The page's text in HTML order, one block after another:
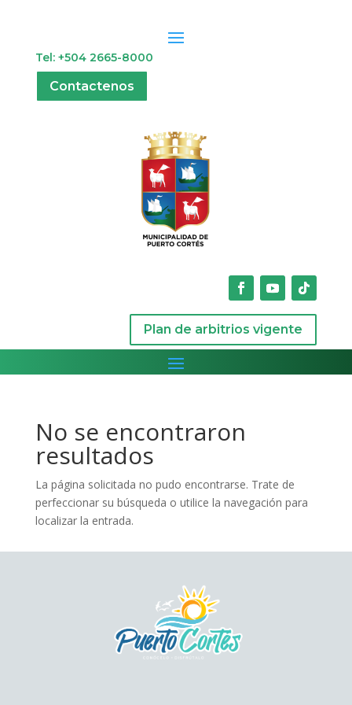
Tel: +504 2665-8000
Contactenos
Plan de arbitrios vigente
No se encontraron
resultados
La página solicitada no pudo encontrarse. Trate de
perfeccionar su búsqueda o utilice la navegación para
localizar la entrada.